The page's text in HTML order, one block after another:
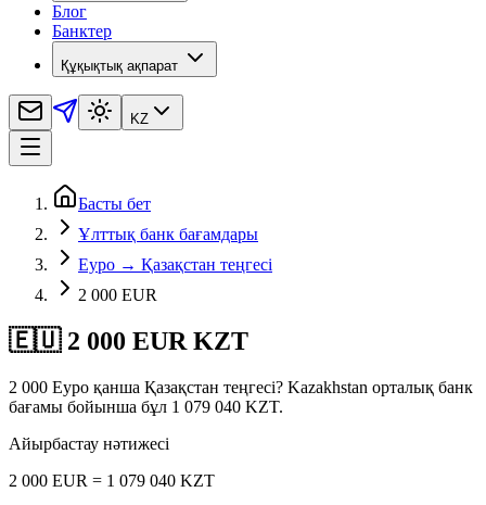
Блог
Банктер
Құқықтық ақпарат
KZ
Басты бет
Ұлттық банк бағамдары
Еуро → Қазақстан теңгесі
2 000 EUR
🇪🇺 2 000 EUR KZT
2 000 Еуро қанша Қазақстан теңгесі? Kazakhstan орталық банк
бағамы бойынша бұл 1 079 040 KZT.
Айырбастау нәтижесі
2 000 EUR = 1 079 040 KZT